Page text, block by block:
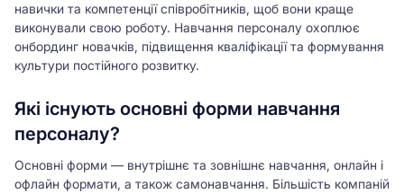
навички та компетенції співробітників, щоб вони краще
виконували свою роботу. Навчання персоналу охоплює
онбординг новачків, підвищення кваліфікації та формування
культури постійного розвитку.
Які існують основні форми навчання
персоналу?
Основні форми — внутрішнє та зовнішнє навчання, онлайн і
офлайн формати, а також самонавчання. Більшість компаній